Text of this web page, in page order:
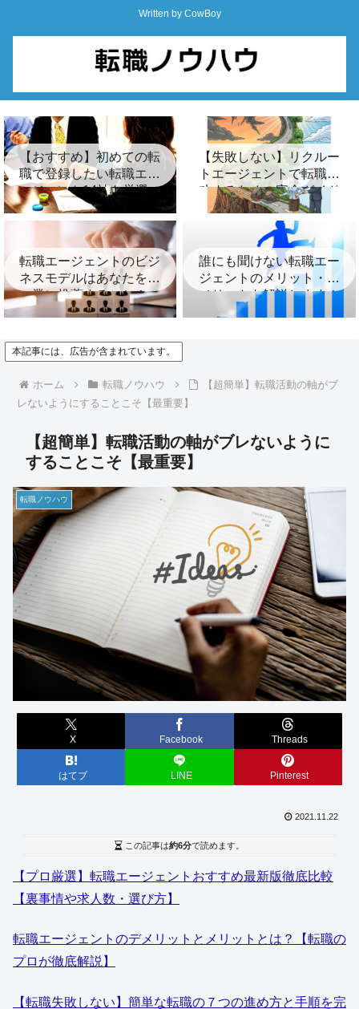
Written by CowBoy
【おすすめ】初めての転
職で登録したい転職エー
ジェント14社を厳選
【失敗しない】リクルー
トエージェントで転職成
功するための完全ガイド
｜登録から内定までの全
ステップと賢い活用術
転職エージェントのビジ
ネスモデルはあなたを企
業に推薦すること！
誰にも聞けない転職エー
ジェントのメリット・デ
メリットを解説します！
本記事には、広告が含まれています。
ホーム 転職ノウハウ
【超簡単】転職活動の軸がブ
レないようにすることこそ【最重要】
【超簡単】転職活動の軸がブレないように
することこそ【最重要】
転職ノウハウ
X Facebook Threads
はてブ LINE Pinterest
2021.11.22
この記事は約6分で読めます。
【プロ厳選】転職エージェントおすすめ最新版徹底比較
【裏事情や求人数・選び方】
転職エージェントのデメリットとメリットとは？【転職の
プロが徹底解説】
【転職失敗しない】簡単な転職の７つの進め方と手順を完